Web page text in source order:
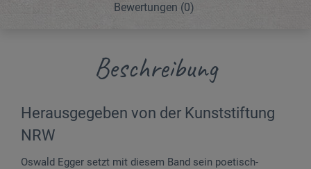
Bewertungen (0)
Beschreibung
Herausgegeben von der Kunststiftung
NRW
Oswald Egger setzt mit diesem Band sein poetisch-